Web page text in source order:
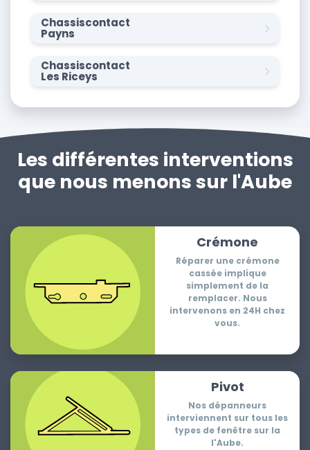
Chassiscontact
Payns
Chassiscontact
Les Riceys
Les différentes interventions
que nous menons sur l'Aube
Crémone
Réparer une crémone
cassée implique
simplement de la
remplacer. Nous
intervenons en 24H chez
vous.
Pivot
Nos dépanneurs
interviennent sur tous les
types de fenêtre sur la
l'Aube.